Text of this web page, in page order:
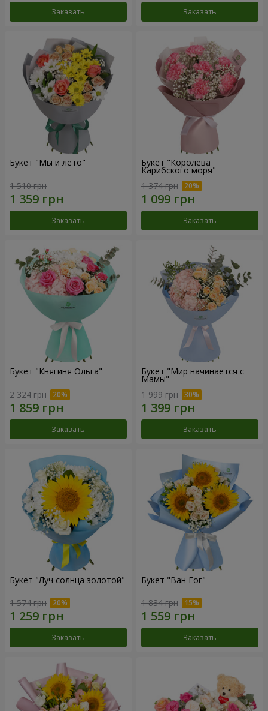
Заказать Заказать
Букет "Мы и лето"
1 510 грн
Заказать
Букет "Королева
Карибского моря"
1 374 грн
Заказать
Букет "Княгиня Ольга"
2 324 грн
Заказать
Букет "Мир начинается с
Мамы"
1 999 грн
Заказать
Букет "Луч солнца золотой"
1 574 грн
Заказать
Букет "Ван Гог"
1 834 грн
Заказать